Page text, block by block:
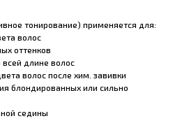
тонирование) применяется для:
волос
оттенков
всей длине волос
волос после хим. завивки
блондированных или сильно
седины